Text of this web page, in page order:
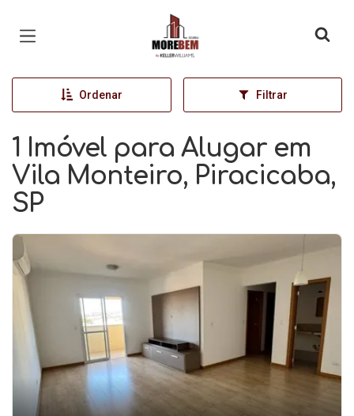
Página inicial
Ordenar Filtrar
1 Imóvel para Alugar em
Vila Monteiro, Piracicaba,
SP